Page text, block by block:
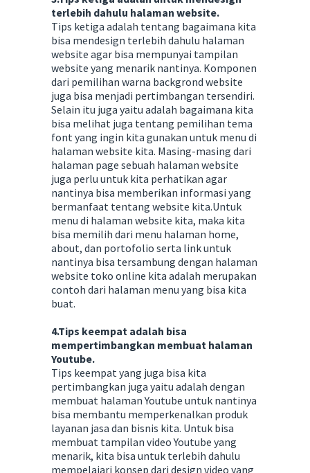
terlebih dahulu halaman website.
Tips ketiga adalah tentang bagaimana kita
bisa mendesign terlebih dahulu halaman
website agar bisa mempunyai tampilan
website yang menarik nantinya. Komponen
dari pemilihan warna backgrond website
juga bisa menjadi pertimbangan tersendiri.
Selain itu juga yaitu adalah bagaimana kita
bisa melihat juga tentang pemilihan tema
font yang ingin kita gunakan untuk menu di
halaman website kita. Masing-masing dari
halaman page sebuah halaman website
juga perlu untuk kita perhatikan agar
nantinya bisa memberikan informasi yang
bermanfaat tentang website kita.Untuk
menu di halaman website kita, maka kita
bisa memilih dari menu halaman home,
about, dan portofolio serta link untuk
nantinya bisa tersambung dengan halaman
website toko online kita adalah merupakan
contoh dari halaman menu yang bisa kita
buat.
4.Tips keempat adalah bisa
mempertimbangkan membuat halaman
Youtube.
Tips keempat yang juga bisa kita
pertimbangkan juga yaitu adalah dengan
membuat halaman Youtube untuk nantinya
bisa membantu memperkenalkan produk
layanan jasa dan bisnis kita. Untuk bisa
membuat tampilan video Youtube yang
menarik, kita bisa untuk terlebih dahulu
mempelajari konsep dari design video yang